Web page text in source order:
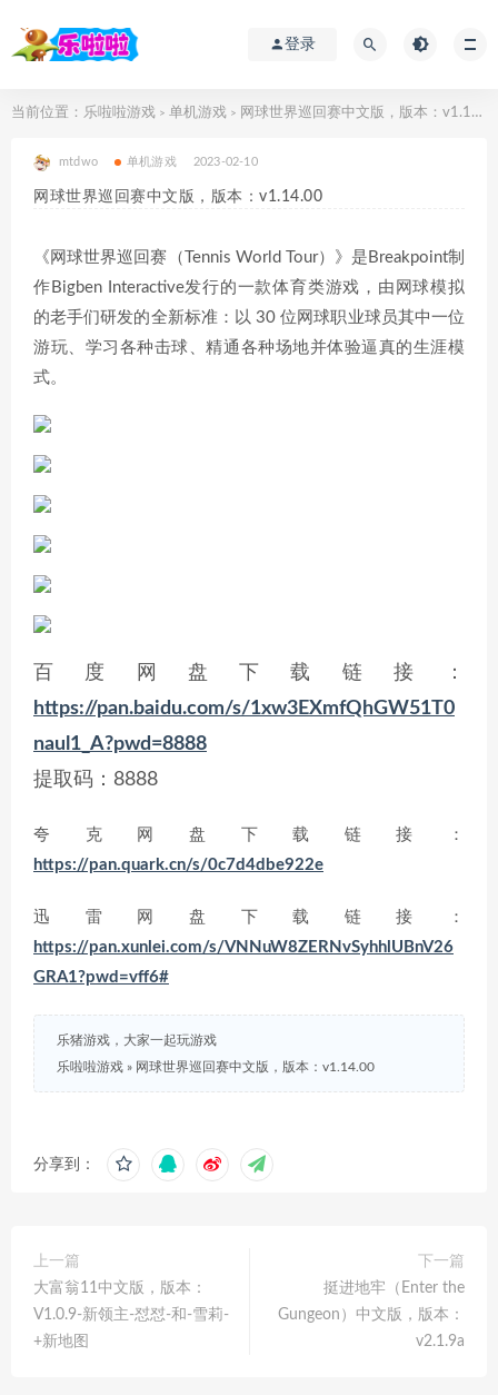
登录
当前位置： 乐啦啦游戏 > 单机游戏 > 网球世界巡回赛中文版，版本：v1.14.00
mtdwo 单机游戏 2023-02-10
网球世界巡回赛中文版，版本：v1.14.00
《网球世界巡回赛（Tennis World Tour）》是Breakpoint制
作Bigben Interactive发行的一款体育类游戏，由网球模拟
的老手们研发的全新标准：以 30 位网球职业球员其中一位
游玩、学习各种击球、精通各种场地并体验逼真的生涯模
式。
百度网盘下载链接：
https://pan.baidu.com/s/1xw3EXmfQhGW51T0
naul1_A?pwd=8888
提取码：8888
夸克网盘下载链接：
https://pan.quark.cn/s/0c7d4dbe922e
迅雷网盘下载链接：
https://pan.xunlei.com/s/VNNuW8ZERNvSyhhlUBnV26
GRA1?pwd=vff6#
乐猪游戏，大家一起玩游戏
乐啦啦游戏 » 网球世界巡回赛中文版，版本：v1.14.00
分享到：
上一篇
大富翁11中文版，版本：
V1.0.9-新领主-怼怼-和-雪莉-
+新地图
下一篇
挺进地牢（Enter the
Gungeon）中文版，版本：
v2.1.9a